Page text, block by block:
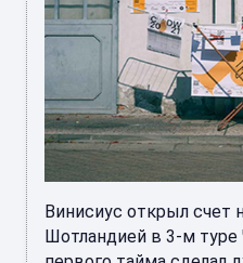
Винисиус открыл счет
Шотландией в 3-м